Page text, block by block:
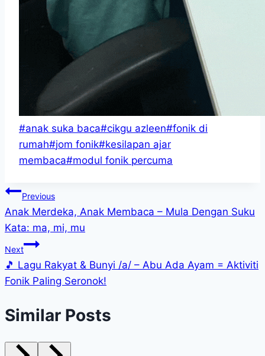
Post
Tags:
#anak suka baca#cikgu azleen#fonik di
rumah#jom fonik#kesilapan ajar
membaca#modul fonik percuma
Post
navigation
Previous
Anak Merdeka, Anak Membaca – Mula Dengan Suku
Kata: ma, mi, mu
Next
🎵 Lagu Rakyat & Bunyi /a/ – Abu Ada Ayam = Aktiviti
Fonik Paling Seronok!
Similar Posts